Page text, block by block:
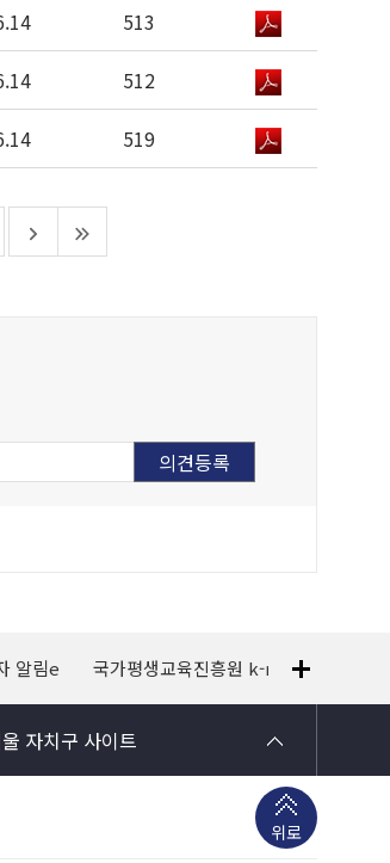
513
512
519
알림e 국가평생교육진흥원 k-mooc
자치구 사이트
위로